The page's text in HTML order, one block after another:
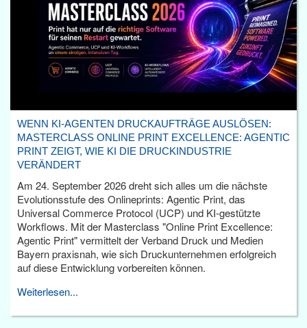
WENN KI-AGENTEN DRUCKAUFTRÄGE AUSLÖSEN:
MASTERCLASS ONLINE PRINT EXCELLENCE: AGENTIC
PRINT ZEIGT, WIE KI DIE DRUCKINDUSTRIE
VERÄNDERT
Am 24. September 2026 dreht sich alles um die nächste
Evolutionsstufe des Onlineprints: Agentic Print, das
Universal Commerce Protocol (UCP) und KI-gestützte
Workflows. Mit der Masterclass "Online Print Excellence:
Agentic Print" vermittelt der Verband Druck und Medien
Bayern praxisnah, wie sich Druckunternehmen erfolgreich
auf diese Entwicklung vorbereiten können.
Weiterlesen...